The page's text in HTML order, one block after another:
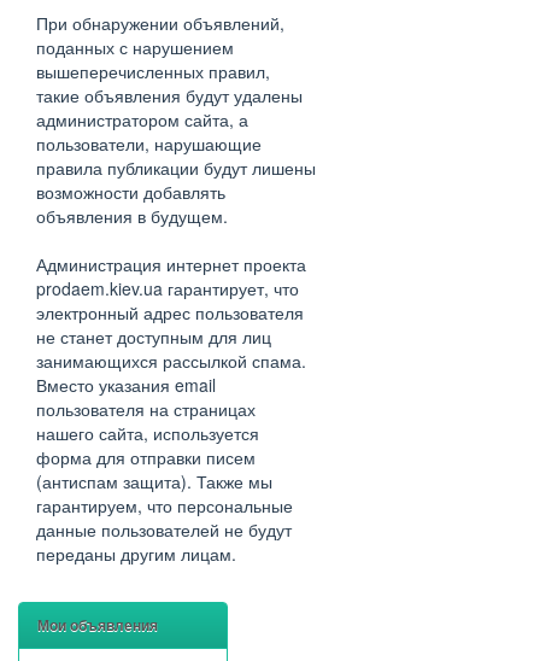
При обнаружении объявлений,
поданных с нарушением
вышеперечисленных правил,
такие объявления будут удалены
администратором сайта, а
пользователи, нарушающие
правила публикации будут лишены
возможности добавлять
объявления в будущем.
Администрация интернет проекта
prodaem.kiev.ua гарантирует, что
электронный адрес пользователя
не станет доступным для лиц
занимающихся рассылкой спама.
Вместо указания email
пользователя на страницах
нашего сайта, используется
форма для отправки писем
(антиспам защита). Также мы
гарантируем, что персональные
данные пользователей не будут
переданы другим лицам.
Мои объявления